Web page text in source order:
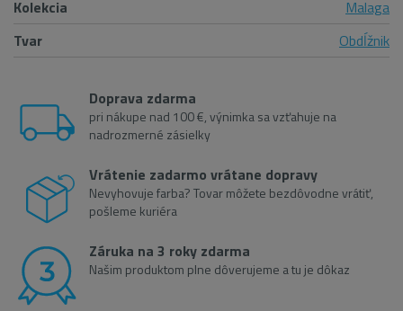
Kolekcia
Malaga
Tvar
Obdĺžnik
Doprava zdarma
pri nákupe nad 100 €, výnimka sa vzťahuje na
nadrozmerné zásielky
Vrátenie zadarmo vrátane dopravy
Nevyhovuje farba? Tovar môžete bezdôvodne vrátiť,
pošleme kuriéra
Záruka na 3 roky zdarma
Našim produktom plne dôverujeme a tu je dôkaz